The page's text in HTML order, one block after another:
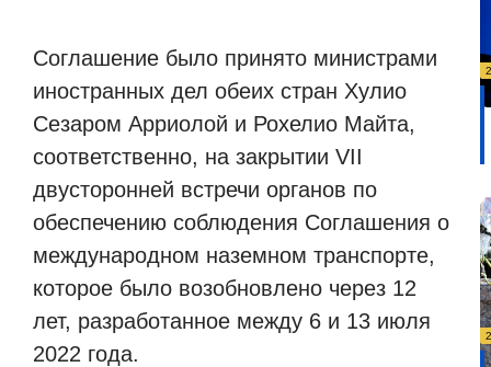
Соглашение было принято министрами
иностранных дел обеих стран Хулио
Сезаром Арриолой и Рохелио Майта,
соответственно, на закрытии VII
двусторонней встречи органов по
обеспечению соблюдения Соглашения о
международном наземном транспорте,
которое было возобновлено через 12
лет, разработанное между 6 и 13 июля
2022 года.